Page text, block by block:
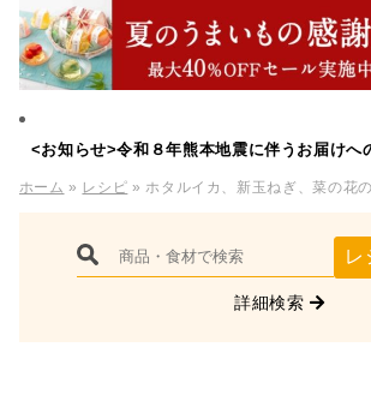
<お知らせ>令和８年熊本地震に伴うお届けへ
ホーム » レシピ » ホタルイカ、新玉ねぎ、菜の花のサラダ（ごま
レ
詳細検索